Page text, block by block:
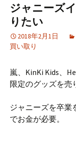
ジャニーズ
りたい
2018年2月1日
買い取り
嵐、KinKi Kids、
限定のグッズを売
ジャニーズを卒業
でお金が必要。